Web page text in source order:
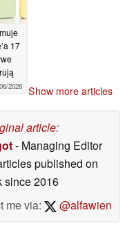
17
2026 Show more articles
article:
- Managing Editor
published on
since 2016
me via:
@alfawien